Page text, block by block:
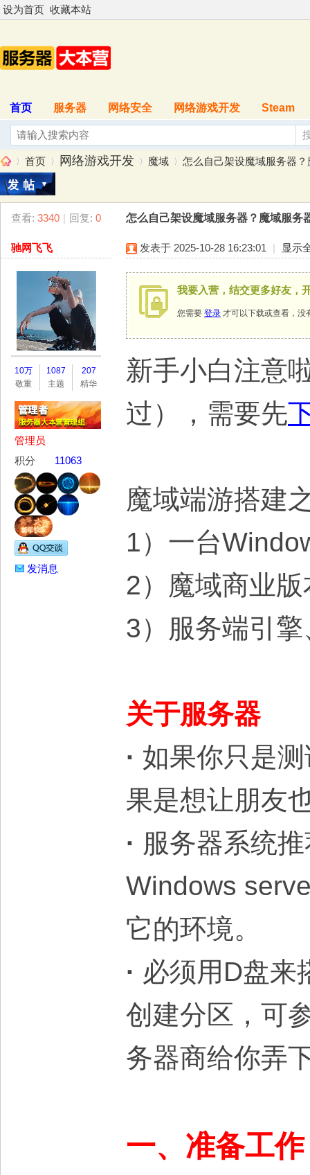
设为首页 收藏本站
首页 服务器 网络安全 网络游戏开发 Steam
»
首页
›
网络游戏开发
›
魔域
›
怎么自己架设魔域服务器
查看: 3340 | 回复: 0 怎么自己架设魔域服务器？魔域服务
驰网飞飞
10万
敬重
1087
主题
207
精华
管理员
积分
11063
发消息
发表于 2025-10-28 16:23:01 | 显示
我要入营，结交更多好友，
您需要 登录 才可以下载或查看，没
新手小白注意
过），需要先
魔域端游搭建
1）一台
2）魔域商业
3）服务端引
关于服务器
· 如果你只是
果是想让朋友
· 服务器系统
Windows
它的环境。
· 必须用D盘来
创建分区，可
务器商给你弄
一、准备工作